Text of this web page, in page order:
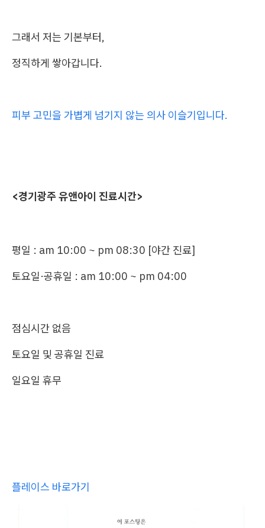
그래서 저는 기본부터,
정직하게 쌓아갑니다.
피부 고민을 가볍게 넘기지 않는 의사 이슬기입니다.
<경기광주 유앤아이 진료시간>
평일 : am 10:00 ~ pm 08:30 [야간 진료]
토요일·공휴일 : am 10:00 ~ pm 04:00
점심시간 없음
토요일 및 공휴일 진료
일요일 휴무
플레이스 바로가기